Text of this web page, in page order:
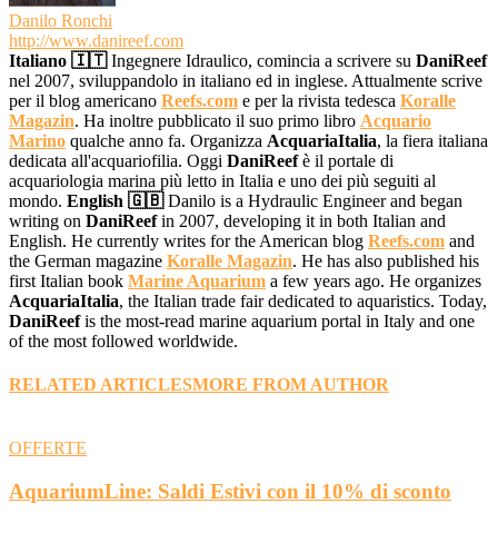
Danilo Ronchi
http://www.danireef.com
Italiano 🇮🇹Ingegnere Idraulico, comincia a scrivere su DaniReef
nel 2007, sviluppandolo in italiano ed in inglese. Attualmente scrive
per il blog americano Reefs.com e per la rivista tedesca Koralle
Magazin. Ha inoltre pubblicato il suo primo libro Acquario
Marino qualche anno fa. Organizza AcquariaItalia, la fiera italiana
dedicata all'acquariofilia. Oggi DaniReefè il portale di
acquariologia marina più letto in Italia e uno dei più seguiti al
mondo. English 🇬🇧Danilo is a Hydraulic Engineer and began
writing on DaniReefin 2007, developing it in both Italian and
English. He currently writes for the American blog Reefs.com and
the German magazine Koralle Magazin. He has also published his
first Italian book Marine Aquarium a few years ago. He organizes
AcquariaItalia, the Italian trade fair dedicated to aquaristics. Today,
DaniReefis the most-read marine aquarium portal in Italy and one
of the most followed worldwide.
RELATED ARTICLESMORE FROM AUTHOR
OFFERTE
AquariumLine: Saldi Estivi con il 10% di sconto